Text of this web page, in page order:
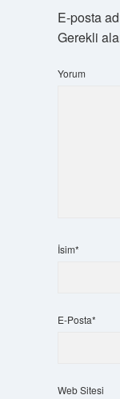
E-posta
Gerekli
Yorum
İsim*
E-Posta*
Web Sitesi